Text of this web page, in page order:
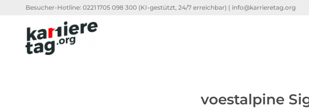
Besucher-Hotline: 0221 1705 098 300 (KI-gestützt, 24/7 erreichbar) | info@karrieretag.org
voestalpine